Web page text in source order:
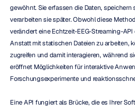
gewöhnt. Sie erfassen die Daten, speichern
verarbeiten sie später. Obwohl diese
verändert eine Echtzeit-EEG-Streaming-
Anstatt mit statischen Dateien zu arbeiten,
zugreifen und damit interagieren, während
eröffnet Möglichkeiten für interaktive
Forschungsexperimente und
Eine API fungiert als Brücke, die es Ihrer